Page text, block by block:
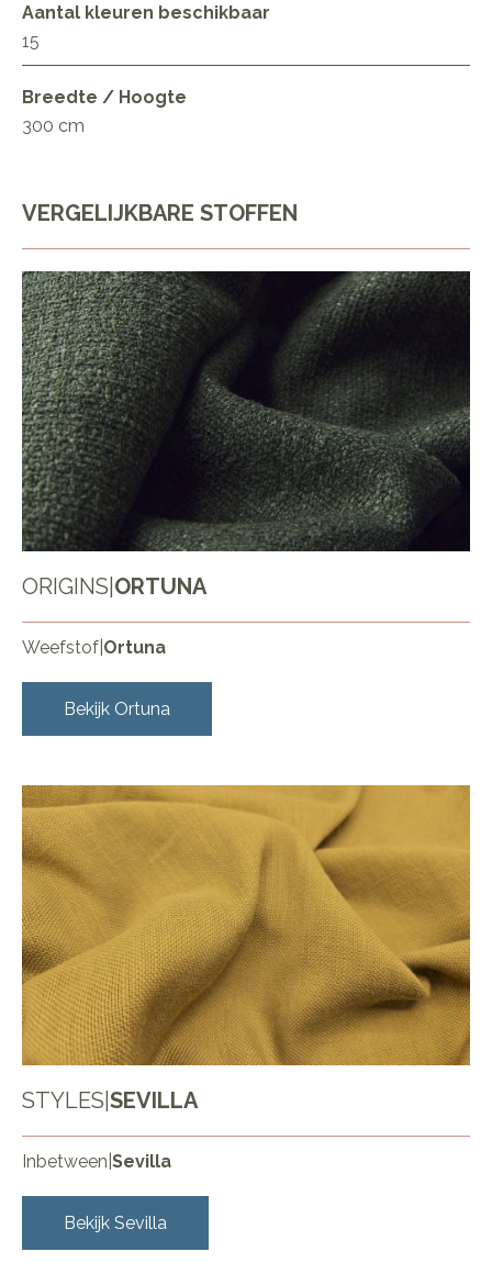
Aantal kleuren beschikbaar
15
Breedte / Hoogte
300 cm
VERGELIJKBARE STOFFEN
ORIGINS ORTUNA
Weefstof Ortuna
Bekijk Ortuna
STYLES SEVILLA
Inbetween Sevilla
Bekijk Sevilla